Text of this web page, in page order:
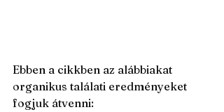
Ebben a cikkben az alábbiakat
organikus találati eredményeket
fogjuk átvenni: